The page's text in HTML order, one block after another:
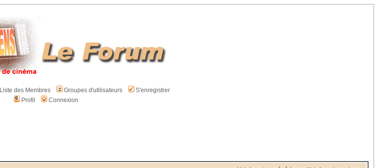
Liste des Membres Groupes d'utilisateurs
S'enregistrer
Profil
Connexion